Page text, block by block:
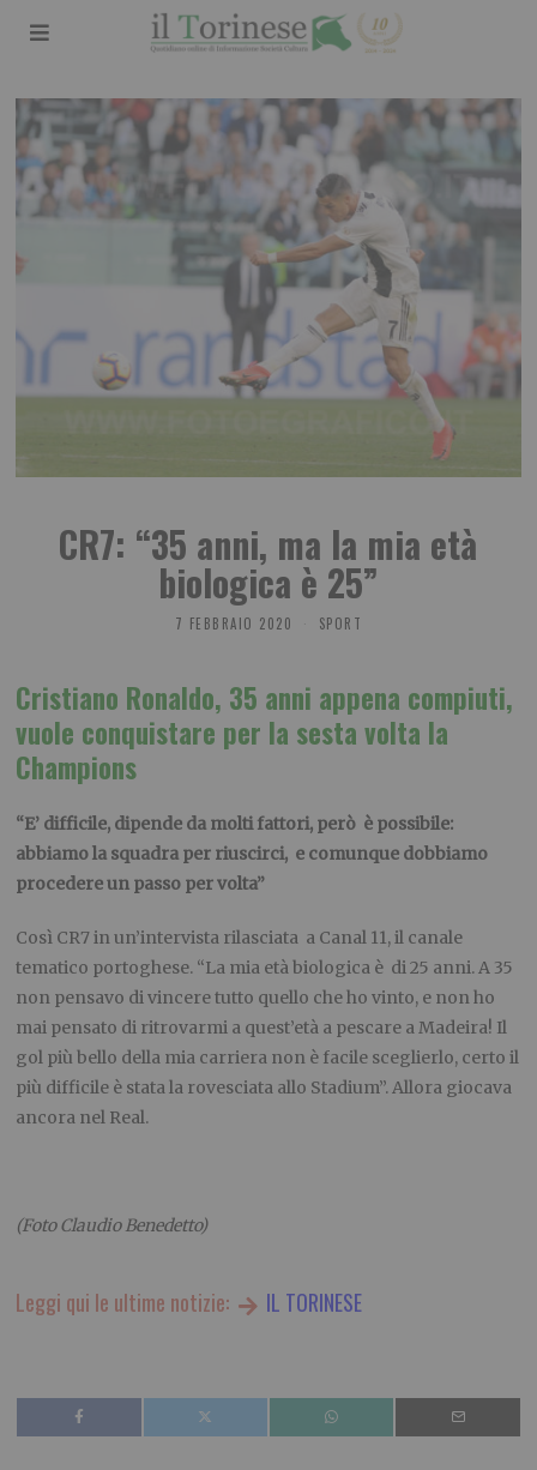
CR7: “35 anni, ma la mia età
biologica è 25”
7 FEBBRAIO 2020 SPORT
Cristiano Ronaldo, 35 anni appena compiuti,
vuole conquistare per la sesta volta la
Champions
“E’ difficile, dipende da molti fattori, però è possibile:
abbiamo la squadra per riuscirci, e comunque dobbiamo
procedere un passo per volta”
Così CR7 in un’intervista rilasciata a Canal 11, il canale
tematico portoghese. “La mia età biologica è di 25 anni. A 35
non pensavo di vincere tutto quello che ho vinto, e non ho
mai pensato di ritrovarmi a quest’età a pescare a Madeira! Il
gol più bello della mia carriera non è facile sceglierlo, certo il
più difficile è stata la rovesciata allo Stadium”. Allora giocava
ancora nel Real.
(Foto Claudio Benedetto)
Leggi qui le ultime notizie: IL TORINESE